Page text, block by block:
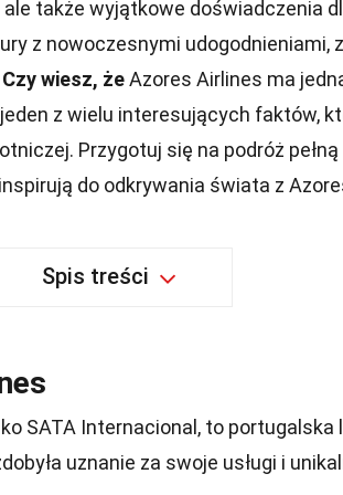
także wyjątkowe doświadczenia
z nowoczesnymi udogodnieniami,
Czy wiesz, żeAzores Airlines ma
z wielu interesujących faktów,
Przygotuj się na podróż
do odkrywania świata z
Spis treści
SATA Internacional, to portugalska
uznanie za swoje usługi i